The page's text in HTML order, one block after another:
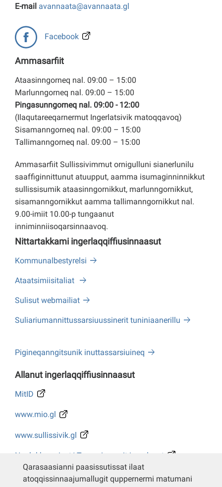
E-mail avannaata@avannaata.gl
Facebook
Ammasarfiit
Ataasinngorneq nal. 09:00 – 15:00
Marlunngorneq nal. 09:00 – 15:00
Pingasunngorneq nal. 09:00 - 12:00
(Ilaqutareeqarnermut Ingerlatsivik matoqqavoq)
Sisamanngorneq nal. 09:00 – 15:00
Tallimanngorneq nal. 09:00 – 15:00
Ammasarfiit Sullissivimmut ornigulluni sianerlunilu
saaffiginnittunut atuupput, aamma isumaginninnikkut
sullissisumik ataasinngornikkut, marlunngornikkut,
sisamanngornikkut aamma tallimanngornikkut nal.
9.00-imiit 10.00-p tungaanut
inniminniisoqarsinnaavoq.
Nittartakkami ingerlaqqiffiusinnaasut
Kommunalbestyrelsi
Ataatsimiisitaliat
Sulisut webmailiat
Suliariumannittussarsiuussinerit tuniniaanerillu
Pigineqanngitsunik inuttassarsiuineq
Allanut ingerlaqqiffiusinnaasut
MitID
www.mio.gl
www.sullissivik.gl
Naalakkersuisut/ Tusarniaanerit ingerlasut
Whistleblower
Qarasaasianni paasissutissat ilaat
atoqqissinnaajumallugit quppernermi matumani